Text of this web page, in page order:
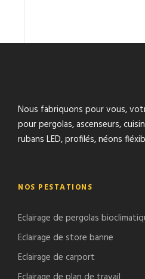
Nous fabriquons pour vous,
pour pergolas, ascenseurs,
rubans LED, profilés, néons
NOS PESTATIONS
Eclairage de pergolas
Eclairage de store banne
Eclairage de carport